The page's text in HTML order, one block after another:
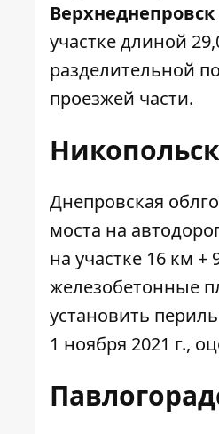
Верхнеднепровск
участке длиной
разделительной
проезжей части.
Днепровская
моста на
на участке 16 км
железобетонные
установить
1 ноября 2021 г.,